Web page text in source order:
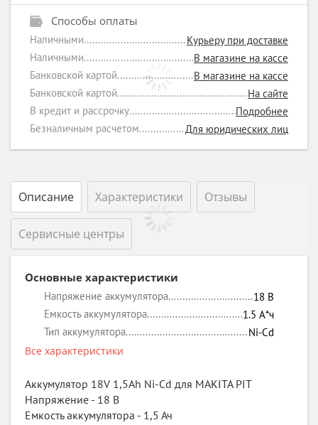
Способы оплаты
Наличными
Курьеру при доставке
Наличными
В магазине на кассе
Банковской картой
В магазине на кассе
Банковской картой
На сайте
В кредит и рассрочку
Подробнее
Безналичным расчетом
Для юридических лиц
Описание Характеристики Отзывы
Сервисные центры
Основные характеристики
Напряжение аккумулятора 18 В
Емкость аккумулятора
1.5 А*ч
Тип аккумулятора
Ni-Cd
Все характеристики
Аккумулятор 18V 1,5Ah Ni-Cd для MAKITA PIT
Напряжение - 18 В
Емкость аккумулятора - 1,5 Ач